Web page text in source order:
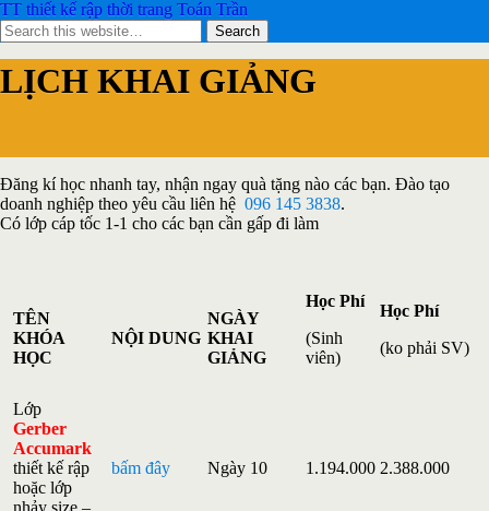
TT thiết kế rập thời trang Toán Trần
LỊCH KHAI GIẢNG
Đăng kí học nhanh tay, nhận ngay quà tặng nào các bạn. Đào tạo
doanh nghiệp theo yêu cầu liên hệ 096 145 3838.
Có lớp cáp tốc 1-1 cho các bạn cần gấp đi làm
TÊN
KHÓA
HỌC
NỘI DUNG
NGÀY
KHAI
GIẢNG
Học Phí
(Sinh
viên)
Học Phí
(ko phải SV)
Lớp
Gerber
Accumark
thiết kế rập
hoặc lớp
nhảy size –
bấm đây Ngày 10 1.194.000 2.388.000